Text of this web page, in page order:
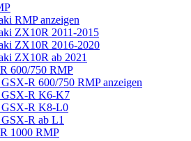
RMP anzeigen
ZX10R 2011-2015
ZX10R 2016-2020
ZX10R ab 2021
600/750 RMP
R 600/750 RMP anzeigen
GSX-R K6-K7
GSX-R K8-L0
R ab L1
1000 RMP